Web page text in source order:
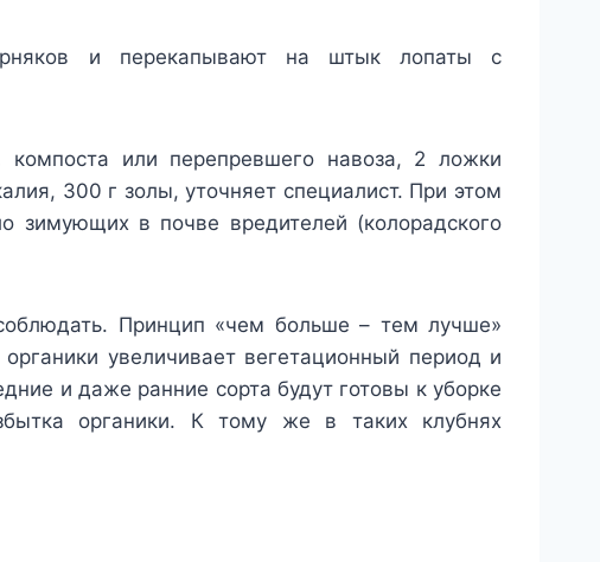
и перекапывают на штык лопаты с
или перепревшего навоза, 2 ложки
300 г золы, уточняет специалист. При этом
зимующих в почве вредителей (колорадского
Принцип «чем больше – тем лучше»
увеличивает вегетационный период и
и даже ранние сорта будут готовы к уборке
органики. К тому же в таких клубнях